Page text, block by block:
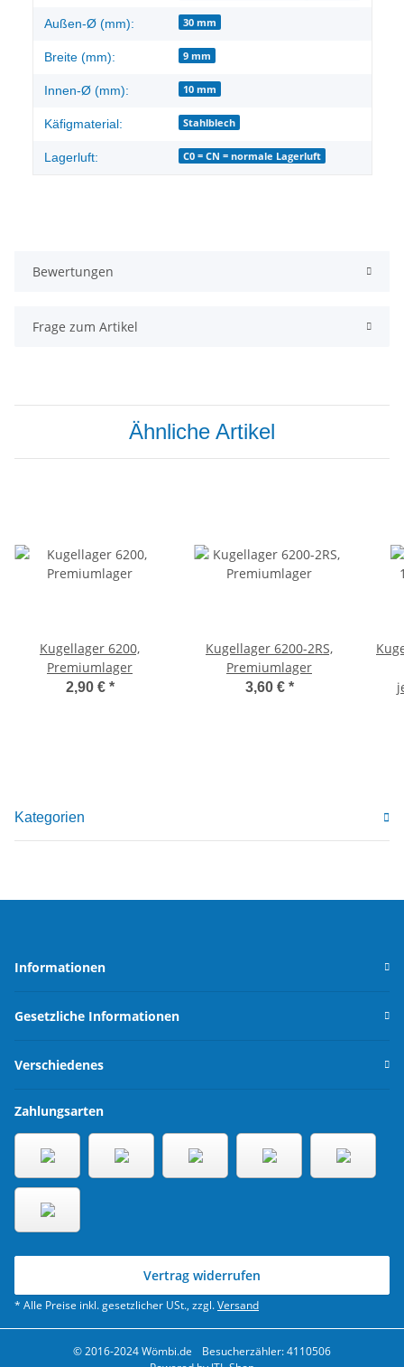
Außen-Ø (mm): 30 mm
Breite (mm): 9 mm
Innen-Ø (mm): 10 mm
Käfigmaterial: Stahlblech
Lagerluft: C0 = CN = normale Lagerluft
Bewertungen
Frage zum Artikel
Ähnliche Artikel
Kugellager 6200,
Premiumlager
2,90 € *
Kugellager 6200-2RS,
Premiumlager
3,60 € *
Kategorien
Informationen
Gesetzliche Informationen
Verschiedenes
Zahlungsarten
Vertrag widerrufen
* Alle Preise inkl. gesetzlicher USt., zzgl.Versand
© 2016-2024 Wömbi.de
Besucherzähler: 4110506